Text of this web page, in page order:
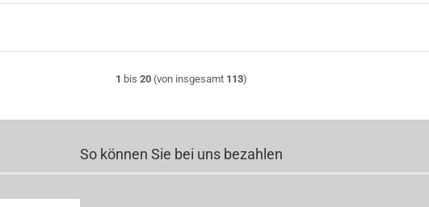
1 bis 20(von insgesamt 113)
So können Sie bei uns bezahlen